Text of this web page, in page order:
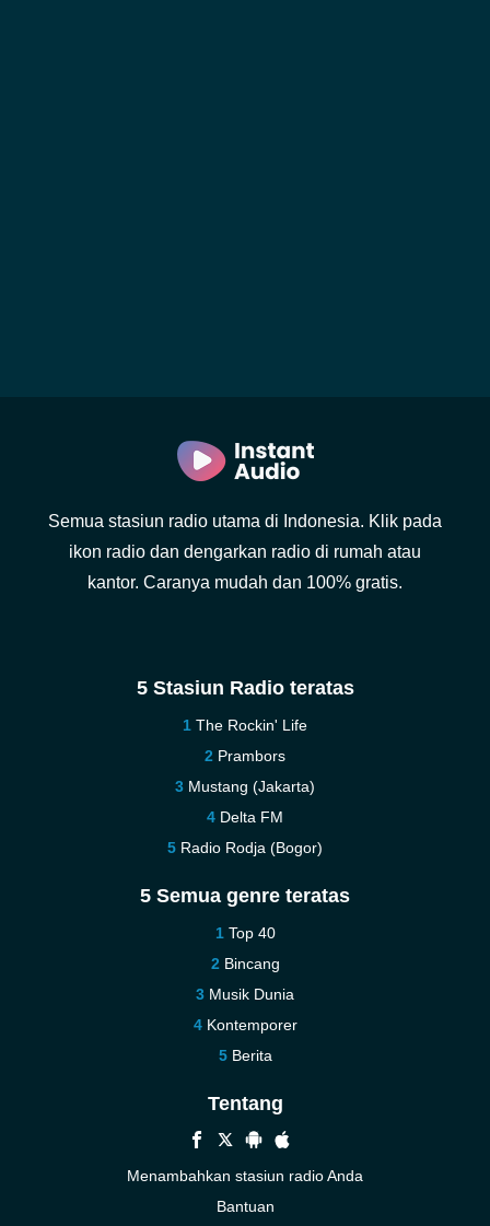
Semua stasiun radio utama di Indonesia. Klik pada
ikon radio dan dengarkan radio di rumah atau
kantor. Caranya mudah dan 100% gratis.
5 Stasiun Radio teratas
The Rockin' Life
Prambors
Mustang (Jakarta)
Delta FM
Radio Rodja (Bogor)
5 Semua genre teratas
Top 40
Bincang
Musik Dunia
Kontemporer
Berita
Tentang
Menambahkan stasiun radio Anda
Bantuan